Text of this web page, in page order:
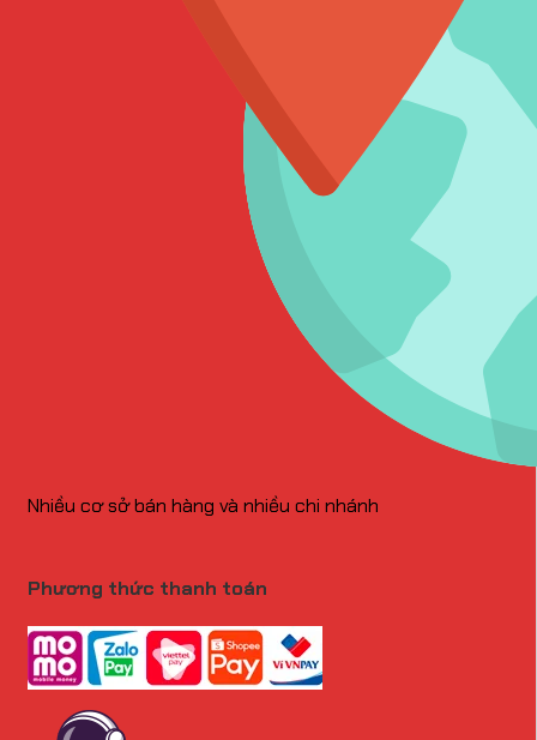
Nhiều cơ sở bán hàng và nhiều chi nhánh
Phương thức thanh toán